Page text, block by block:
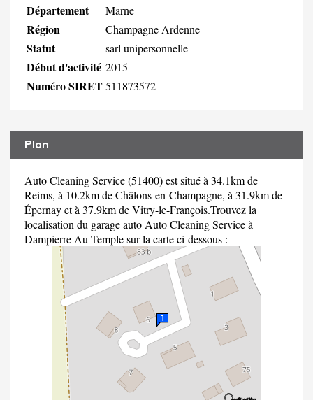
Département Marne
Région Champagne Ardenne
Statut sarl unipersonnelle
Début d'activité 2015
Numéro SIRET511873572
Plan
Auto Cleaning Service (51400) est situé à 34.1km de
Reims, à 10.2km de Châlons-en-Champagne, à 31.9km de
Épernay et à 37.9km de Vitry-le-François.Trouvez la
localisation du garage auto Auto Cleaning Service à
Dampierre Au Temple sur la carte ci-dessous :